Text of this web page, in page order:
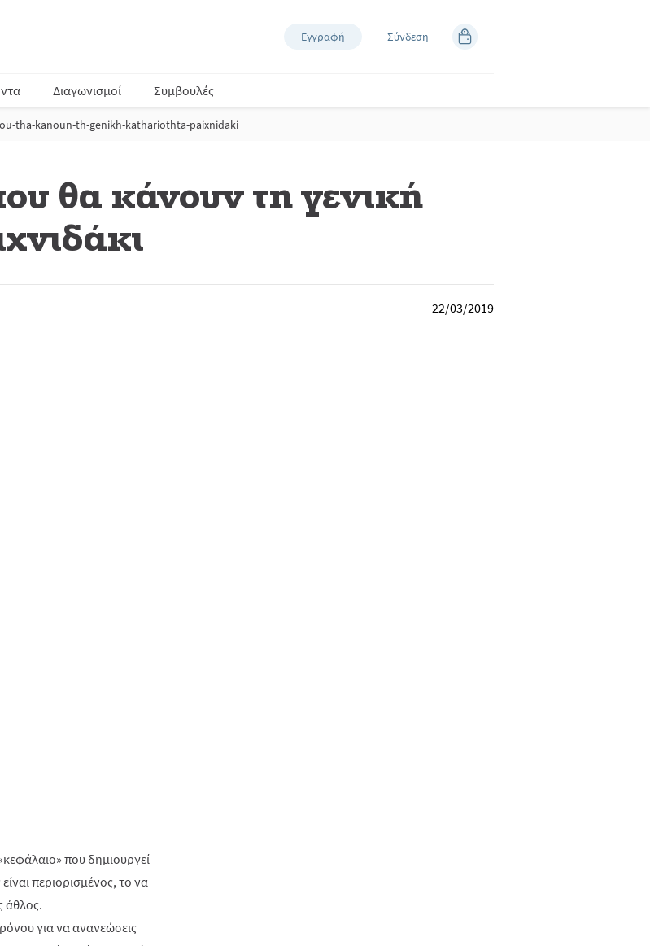
Εγγραφή Σύνδεση
Διαγωνισμοί Συμβουλές
tha-kanoun-th-genikh-kathariothta-paixnidaki
θα κάνουν τη γενική
22/03/2019
που δημιουργεί
περιορισμένος, το να
άθλος.
για να ανανεώσεις